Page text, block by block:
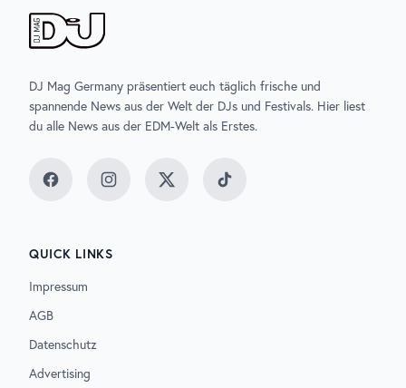
DJ Mag Germany präsentiert euch täglich frische und
spannende News aus der Welt der DJs und Festivals. Hier liest
du alle News aus der EDM-Welt als Erstes.
FacebookInstagramTwitter TikTok
QUICK LINKS
Impressum
AGB
Datenschutz
Advertising